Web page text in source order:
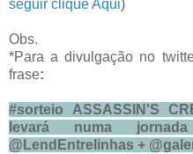
seguir clique Aqui)
Obs.
*Para a divulgação no
frase:
#sorteio ASSASSIN'S
levará numa
@LendEntrelinhas +